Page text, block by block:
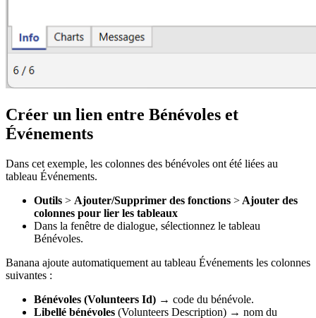
Créer un lien entre Bénévoles et
Événements
Dans cet exemple, les colonnes des bénévoles ont été liées au
tableau Événements.
Outils > Ajouter/Supprimer des fonctions > Ajouter des
colonnes pour lier les tableaux
Dans la fenêtre de dialogue, sélectionnez le tableau
Bénévoles.
Banana ajoute automatiquement au tableau Événements les colonnes
suivantes :
Bénévoles (Volunteers Id) → code du bénévole.
Libellé bénévoles (Volunteers Description) → nom du